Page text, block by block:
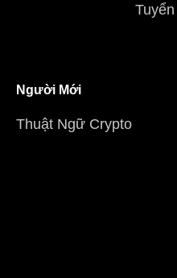
Người Mới
Thuật Ngữ Crypto